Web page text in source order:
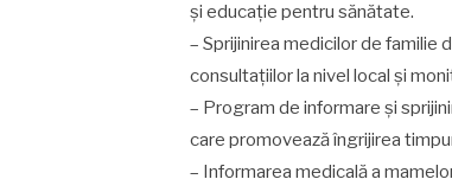
și educație pentru sănătate.
– Sprijinirea medicilor de familie
consultațiilor la nivel local și
– Program de informare și
care promovează îngrijirea
– Informarea medicală a